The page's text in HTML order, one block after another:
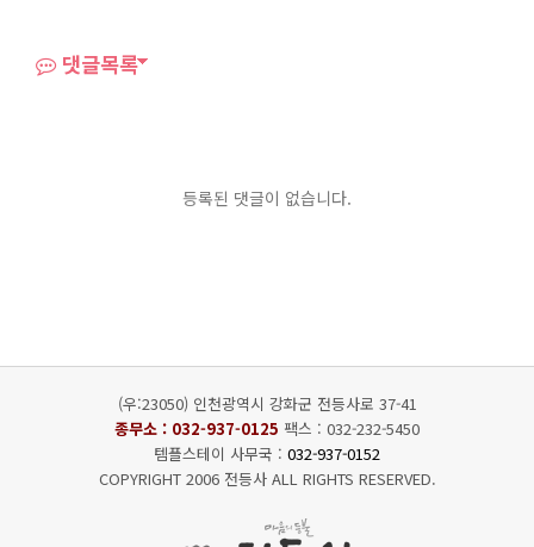
댓글목록
등록된 댓글이 없습니다.
(우:23050) 인천광역시 강화군 전등사로 37-41
종무소 : 032-937-0125 팩스 : 032-232-5450
템플스테이 사무국 : 032-937-0152
COPYRIGHT 2006 전등사 ALL RIGHTS RESERVED.